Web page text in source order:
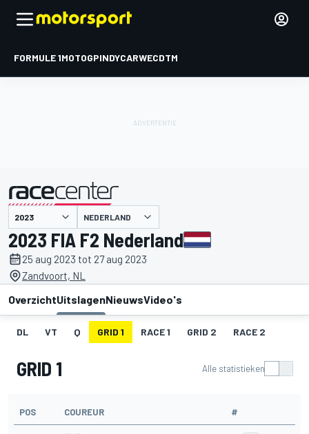
FORMULE 1MOTOGPINDYCARWECDTM
gepresenteerd door NEDERLAND
2023 FIA F2 Nederland
25 aug 2023 tot 27 aug 2023
Zandvoort, NL
OverzichtUitslagenNieuwsVideo's
DL VT Q GRID 1 RACE 1 GRID 2 RACE 2
GRID 1 Alle statistieken
POS COUREUR #